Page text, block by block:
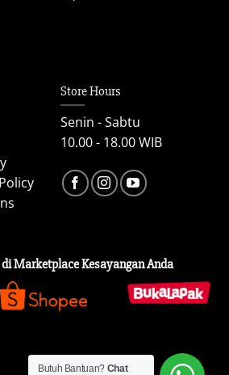
Store Hours
Senin - Sabtu
10.00 - 18.00 WIB
Marketplace Kesayangan Anda
Butuh Bantuan? Chat